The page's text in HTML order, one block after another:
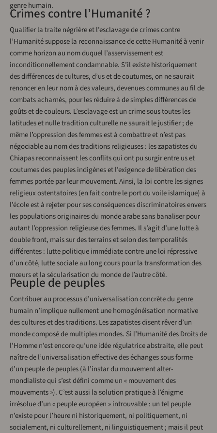
genre humain.
Crimes contre l’Humanité ?
Qualifier la traite négrière et l’esclavage de crimes contre
l’Humanité suppose la reconnaissance de cette Humanité à venir
comme horizon au nom duquel l’asservissement est
inconditionnellement condamnable. S’il existe historiquement
des différences de cultures, d’us et de coutumes, on ne saurait
renoncer en leur nom à des valeurs, devenues communes au fil de
combats acharnés, pour les réduire à de simples différences de
goûts et de couleurs. L’esclavage est un crime sous toutes les
latitudes et nulle tradition culturelle ne saurait le justifier ; de
même l’oppression des femmes est à combattre et n’est pas
négociable au nom des traditions religieuses : les zapatistes du
Chiapas reconnaissent les conflits qui ont pu surgir entre us et
coutumes des peuples indigènes et l’exigence de libération des
femmes portée par leur mouvement. Ainsi, la loi contre les signes
religieux ostentatoires (en fait contre le port du voile islamique) à
l’école est à rejeter pour ses conséquences discriminatoires envers
les populations originaires du monde arabe sans banaliser pour
autant l’oppression religieuse des femmes. Il s’agit d’une lutte à
double front, mais sur des terrains et selon des temporalités
différentes : lutte politique immédiate contre une loi répressive
d’un côté, lutte sociale au long cours pour la transformation des
mœurs et la sécularisation du monde de l’autre côté.
Peuple de peuples
Contribuer au processus d’universalisation concrète du genre
humain n’implique nullement une homogénéisation normative
des cultures et des traditions. Les zapatistes disent rêver d’un
monde composé de multiples mondes. Si l’Humanité des Droits de
l’Homme n’est encore qu’une idée régulatrice abstraite, elle peut
naître de l’universalisation effective des échanges sous forme
d’un peuple de peuples (à l’instar du mouvement alter-
mondialiste qui s’est défini comme un « mouvement des
mouvements »). C’est aussi la solution pratique à l’énigme
irrésolue d’un « peuple européen » introuvable : un tel peuple
n’existe pour l’heure ni historiquement, ni politiquement, ni
socialement, ni culturellement, ni linguistiquement ; mais il peut